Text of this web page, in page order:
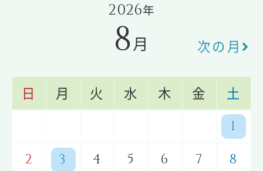
2026年
8月 次の月
日 月 火 水 木 金 土
1
2
3 4 5 6 7
8